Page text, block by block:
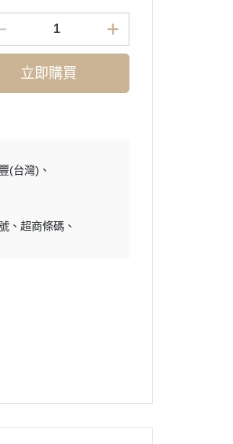
立即購買
(台灣)
超商條碼